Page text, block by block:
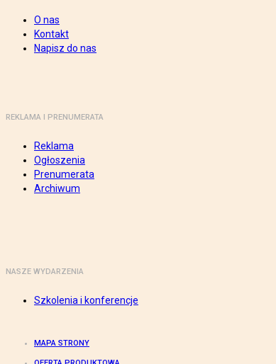
O nas
Kontakt
Napisz do nas
REKLAMA I PRENUMERATA
Reklama
Ogłoszenia
Prenumerata
Archiwum
NASZE WYDARZENIA
Szkolenia i konferencje
MAPA STRONY